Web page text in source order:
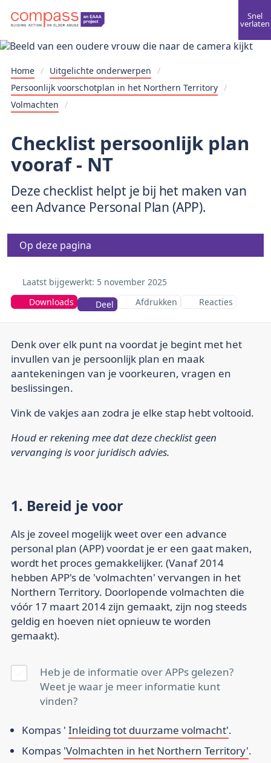
Snel
verlaten
Home / Uitgelichte onderwerpen /
Persoonlijk voorschotplan in het Northern Territory /
Volmachten /
Checklist persoonlijk plan
vooraf - NT
Deze checklist helpt je bij het maken van
een Advance Personal Plan (APP).
Op deze pagina
Laatst bijgewerkt: 5 november 2025
Downloads
Deel Afdrukken Reacties
Denk over elk punt na voordat je begint met het
invullen van je persoonlijk plan en maak
aantekeningen van je voorkeuren, vragen en
beslissingen.
Vink de vakjes aan zodra je elke stap hebt voltooid.
Houd er rekening mee dat deze checklist geen
vervanging is voor juridisch advies.
1. Bereid je voor
Als je zoveel mogelijk weet over een advance
personal plan (APP) voordat je er een gaat maken,
wordt het proces gemakkelijker. (Vanaf 2014
hebben APP's de 'volmachten' vervangen in het
Northern Territory. Doorlopende volmachten die
vóór 17 maart 2014 zijn gemaakt, zijn nog steeds
geldig en hoeven niet opnieuw te worden
gemaakt).
Heb je de informatie over APPs gelezen?
Weet je waar je meer informatie kunt
vinden?
Kompas ' Inleiding tot duurzame volmacht'.
Kompas 'Volmachten in het Northern Territory'.